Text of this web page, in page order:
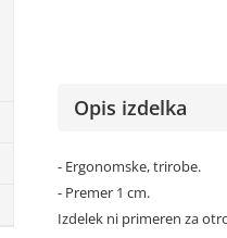
Opis izdelka
- Ergonomske, trirobe.
- Premer 1 cm.
Izdelek ni primeren za